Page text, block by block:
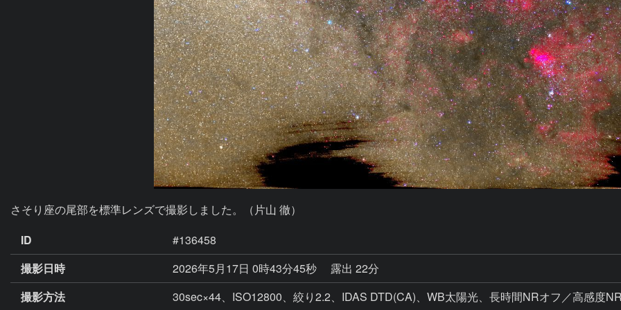
さそり座の尾部を標準レンズで撮影しました。（片山 徹）
ID
#136458
撮影日時
2026年5月17日 0時43分45秒
露出 22分
撮影方法
30sec×44、ISO12800、絞り2.2、IDAS DTD(CA)、WB太陽光、長時間NRオフ／高感度